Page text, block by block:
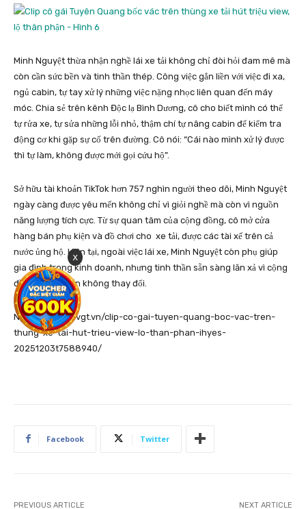
Minh Nguyệt thừa nhận nghề lái xe tải không chỉ đòi hỏi đam mê mà
còn cần sức bền và tinh thần thép. Công việc gắn liền với việc đi xa,
ngủ cabin, tự tay xử lý những việc nặng nhọc liên quan đến máy
móc. Chia sẻ trên kênh Độc lạ Bình Dương, cô cho biết mình có thể
tự rửa xe, tự sửa những lỗi nhỏ, thậm chí tự nâng cabin để kiểm tra
động cơ khi gặp sự cố trên đường. Cô nói: “Cái nào mình xử lý được
thì tự làm, không được mới gọi cứu hộ”.
Sở hữu tài khoản TikTok hơn 757 nghìn người theo dõi, Minh Nguyệt
ngày càng được yêu mến không chỉ vì giỏi nghề mà còn vì nguồn
năng lượng tích cực. Từ sự quan tâm của cộng đồng, cô mở cửa
hàng bán phụ kiện và đồ chơi cho xe tải, được các tài xế trên cả
nước ủng hộ. Hiện tại, ngoài việc lái xe, Minh Nguyệt còn phụ giúp
gia đình trong kinh doanh, nhưng tinh thần sẵn sàng lăn xả vì cộng
đồng của cô vẫn không thay đổi.
Nguồn: https://vgt.vn/clip-co-gai-tuyen-quang-boc-vac-tren-
thung-xe-tai-hut-trieu-view-lo-than-phan-ihyes-
20251203t7588940/
Facebook Twitter
PREVIOUS ARTICLE NEXT ARTICLE
x